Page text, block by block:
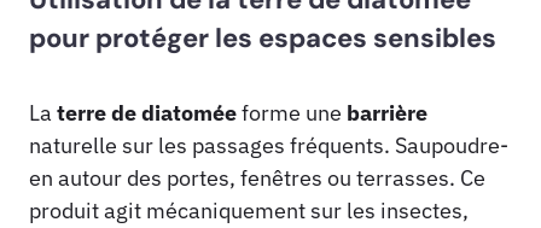
pour protéger les espaces sensibles
La terre de diatoméeforme une barrière
naturelle sur les passages fréquents. Saupoudre-
en autour des portes, fenêtres ou terrasses. Ce
produit agit mécaniquement sur les insectes,